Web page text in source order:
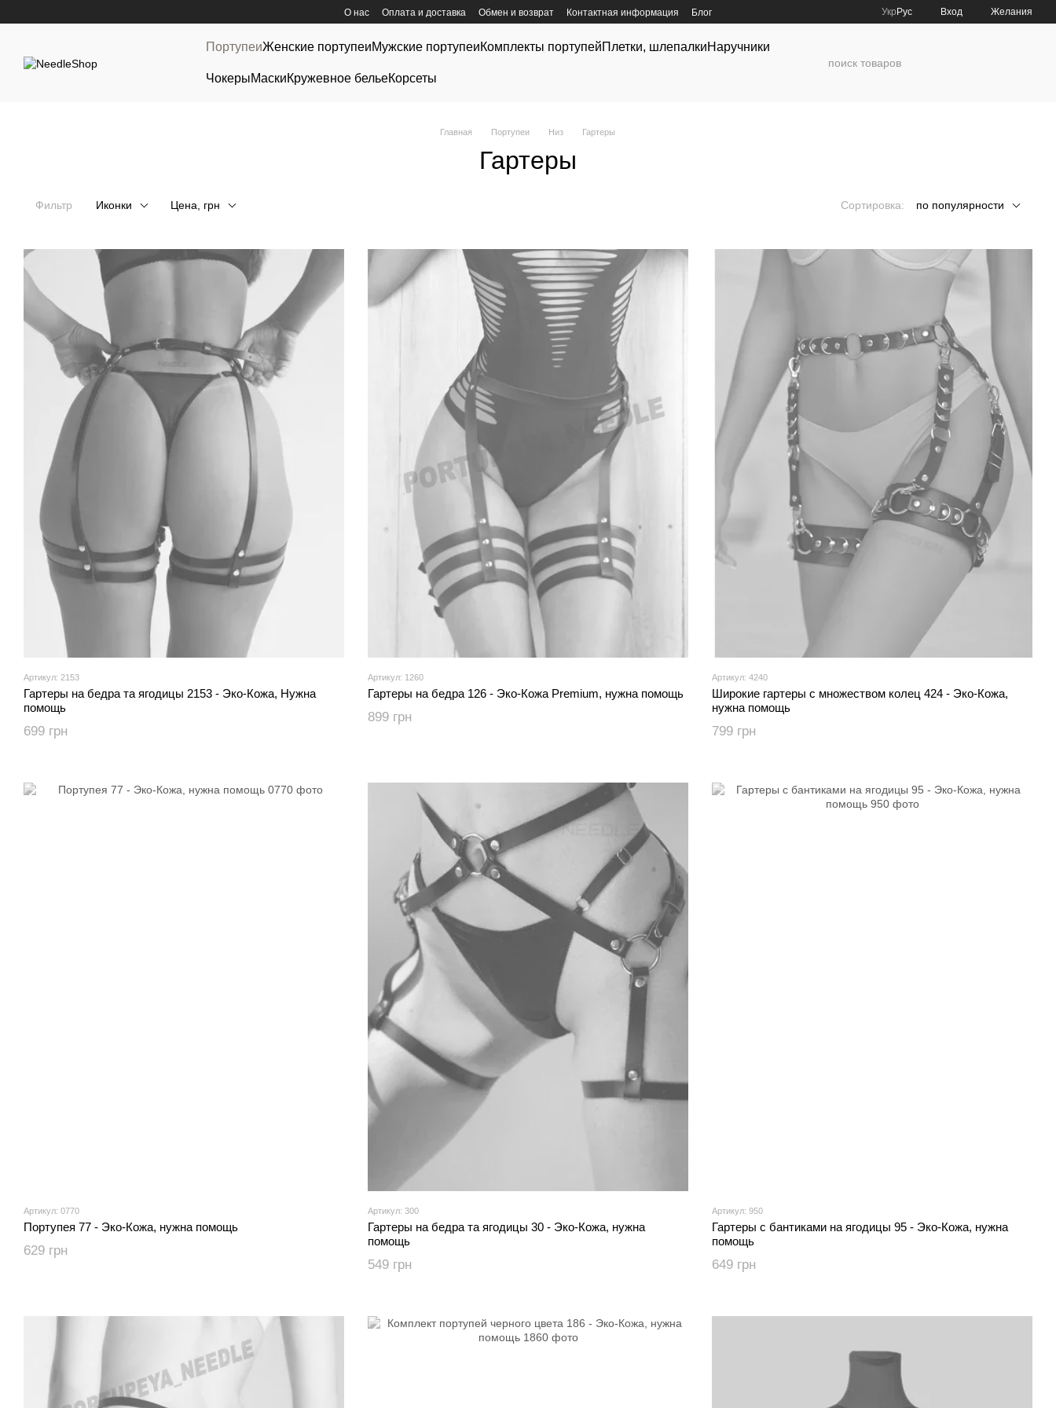
О нас Оплата и доставка Обмен и возврат Контактная информация Блог Укр Рус Вход Желания
ПортупеиЖенские портупеиМужские портупеиКомплекты портупейПлетки, шлепалкиНаручники
ЧокерыМаскиКружевное бельеКорсеты
Главная Портупеи Низ Гартеры
Гартеры
Фильтр Иконки Цена, грн Сортировка: по популярности
Артикул: 2153
Гартеры на бедра та ягодицы 2153 - Эко-Кожа, Нужна
помощь
699 грн
Артикул: 1260
Гартеры на бедра 126 - Эко-Кожа Premium, нужна помощь
899 грн
Артикул: 4240
Широкие гартеры с множеством колец 424 - Эко-Кожа,
нужна помощь
799 грн
Артикул: 0770
Портупея 77 - Эко-Кожа, нужна помощь
629 грн
Артикул: 300
Гартеры на бедра та ягодицы 30 - Эко-Кожа, нужна
помощь
549 грн
Артикул: 950
Гартеры с бантиками на ягодицы 95 - Эко-Кожа, нужна
помощь
649 грн